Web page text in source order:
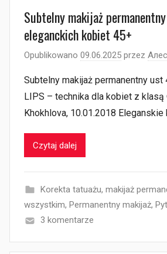
Subtelny makijaż
eleganckich kobiet 45+
Opublikowano 09.06.2025 przez
Subtelny makijaż permanentny ust
LIPS – technika dla kobiet z
Khokhlova, 10.01.2018
Czytaj dalej
Korekta tatuażu, makijaż
wszystkim, Permanentny makijaż,
3 komentarze